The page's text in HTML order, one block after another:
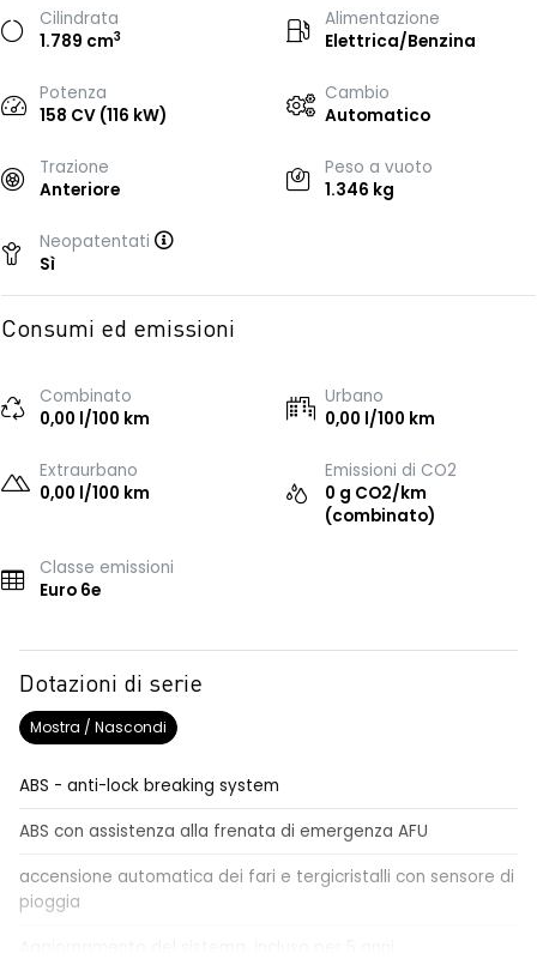
Cilindrata
1.789 cm3
Alimentazione
Elettrica/Benzina
Potenza
158 CV (116 kW)
Cambio
Automatico
Trazione
Anteriore
Peso a vuoto
1.346 kg
Neopatentati
Sì
Consumi ed emissioni
Combinato
0,00 l/100 km
Urbano
0,00 l/100 km
Extraurbano
0,00 l/100 km
Emissioni di CO2
0 g CO2/km
(combinato)
Classe emissioni
Euro 6e
Dotazioni di serie
Mostra / Nascondi
ABS - anti-lock breaking system
ABS con assistenza alla frenata di emergenza AFU
accensione automatica dei fari e tergicristalli con sensore di
pioggia